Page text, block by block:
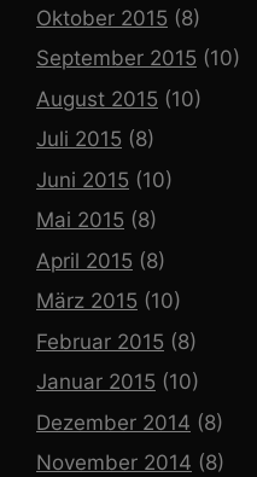
Oktober 2015 (8)
September 2015 (10)
August 2015 (10)
Juli 2015 (8)
Juni 2015 (10)
Mai 2015 (8)
April 2015 (8)
März 2015 (10)
Februar 2015 (8)
Januar 2015 (10)
Dezember 2014 (8)
November 2014 (8)